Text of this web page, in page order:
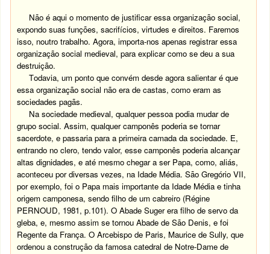
Não é aqui o momento de justificar essa organização social,
expondo suas funções, sacrifícios, virtudes e direitos. Faremos
isso, noutro trabalho. Agora, importa-nos apenas registrar essa
organização social medieval, para explicar como se deu a sua
destruição.
Todavia, um ponto que convém desde agora salientar é que
essa organização social não era de castas, como eram as
sociedades pagãs.
Na sociedade medieval, qualquer pessoa podia mudar de
grupo social. Assim, qualquer camponês poderia se tornar
sacerdote, e passaria para a primeira camada da sociedade. E,
entrando no clero, tendo valor, esse camponês poderia alcançar
altas dignidades, e até mesmo chegar a ser Papa, como, aliás,
aconteceu por diversas vezes, na Idade Média. São Gregório VII,
por exemplo, foi o Papa mais importante da Idade Média e tinha
origem camponesa, sendo filho de um cabreiro (Régine
PERNOUD, 1981, p.101). O Abade Suger era filho de servo da
gleba, e, mesmo assim se tornou Abade de São Denis, e foi
Regente da França. O Arcebispo de Paris, Maurice de Sully, que
ordenou a construção da famosa catedral de Notre-Dame de